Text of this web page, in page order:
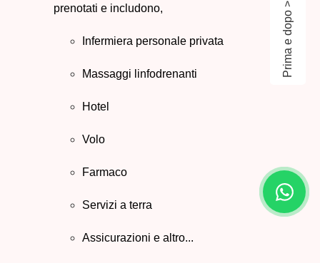
prenotati e includono,
Infermiera personale privata
Massaggi linfodrenanti
Hotel
Volo
Farmaco
Servizi a terra
Assicurazioni e altro...
Prima e dopo >